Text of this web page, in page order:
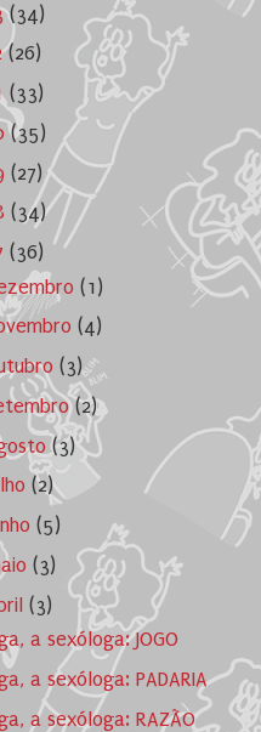
(34)
(26)
(33)
(35)
(27)
(34)
(36)
(1)
(4)
(3)
(2)
(3)
(2)
(5)
(3)
(3)
a sexóloga: JOGO
a sexóloga: PADARIA
a sexóloga: RAZÃO